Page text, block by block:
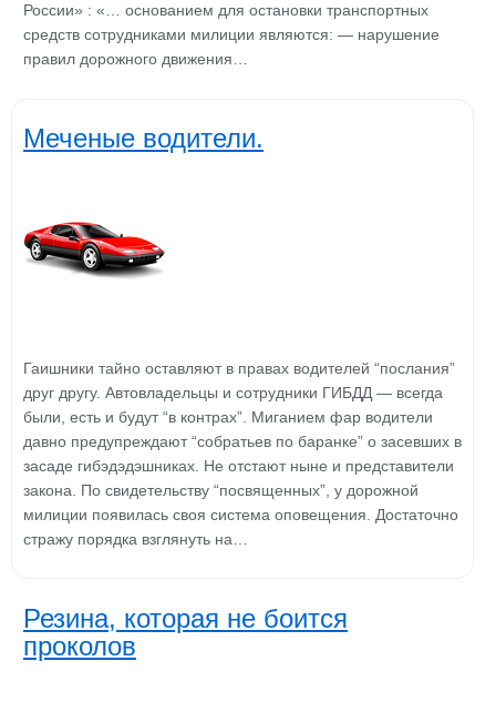
России» : «… основанием для остановки транспортных
средств сотрудниками милиции являются: — нарушение
правил дорожного движения…
Меченые водители.
Гаишники тайно оставляют в правах водителей “послания”
друг другу. Автовладельцы и сотрудники ГИБДД — всегда
были, есть и будут “в контрах”. Миганием фар водители
давно предупреждают “собратьев по баранке” о засевших в
засаде гибэдэдэшниках. Не отстают ныне и представители
закона. По свидетельству “посвященных”, у дорожной
милиции появилась своя система оповещения. Достаточно
стражу порядка взглянуть на…
Резина, которая не боится
проколов